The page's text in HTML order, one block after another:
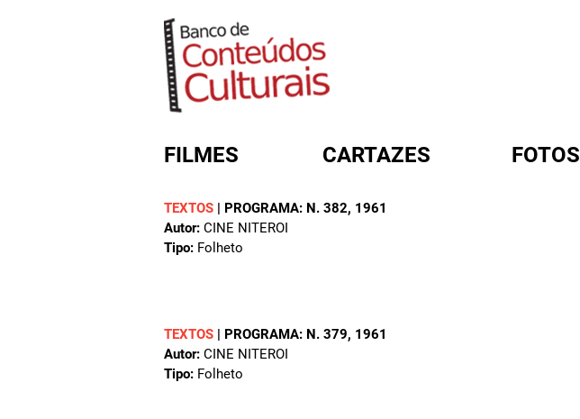
FILMES CARTAZES FOTOS
TEXTOS | PROGRAMA: N. 382, 1961
Autor: CINE NITEROI
Tipo: Folheto
TEXTOS | PROGRAMA: N. 379, 1961
Autor: CINE NITEROI
Tipo: Folheto
FORMULÁRIO DE BUSCA